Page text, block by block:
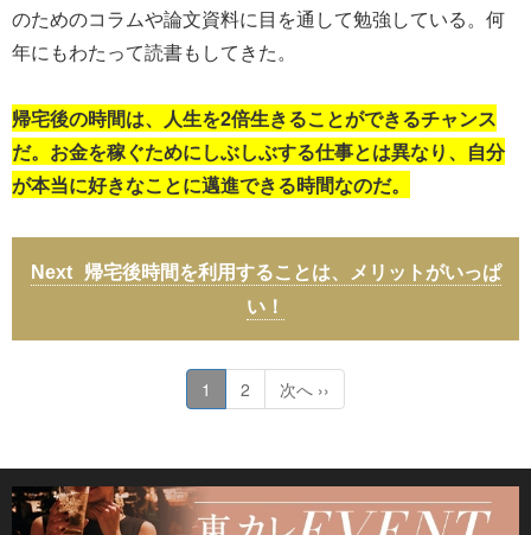
のためのコラムや論文資料に目を通して勉強している。何
年にもわたって読書もしてきた。
帰宅後の時間は、人生を2倍生きることができるチャンス
だ。お金を稼ぐためにしぶしぶする仕事とは異なり、自分
が本当に好きなことに邁進できる時間なのだ。
帰宅後時間を利用することは、メリットがいっぱ
い！
1 2 次へ ››